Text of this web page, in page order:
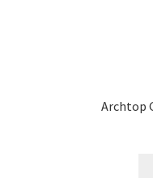
Archtop